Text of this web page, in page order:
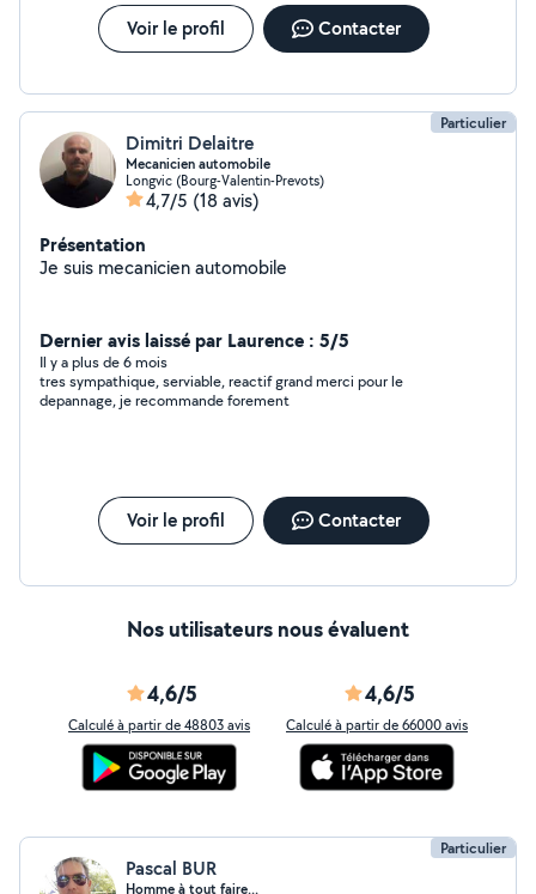
Voir le profil Contacter
Particulier
Dimitri Delaitre
Mecanicien automobile
Longvic (Bourg-Valentin-Prevots)
4,7/5 (18 avis)
Présentation
Je suis mecanicien automobile
Dernier avis laissé par Laurence : 5/5
Il y a plus de 6 mois
tres sympathique, serviable, reactif grand merci pour le
depannage, je recommande forement
Voir le profil Contacter
Nos utilisateurs nous évaluent
4,6/5
Calculé à partir de 48803 avis
4,6/5
Calculé à partir de 66000 avis
Particulier
Pascal BUR
Homme à tout faire...